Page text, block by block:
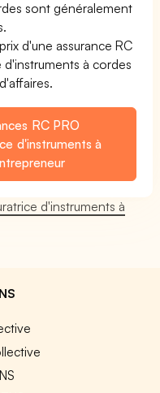
sont généralement
d'une assurance RC
d'instruments à cordes
RC PRO
d'instruments à
d'instruments à